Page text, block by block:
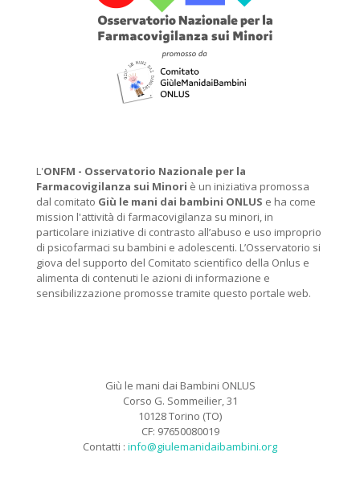
L'ONFM - Osservatorio Nazionale per la
Farmacovigilanza sui Minori è un iniziativa promossa
dal comitato Giù le mani dai bambini ONLUS e ha come
mission l'attività di farmacovigilanza su minori, in
particolare iniziative di contrasto all’abuso e uso improprio
di psicofarmaci su bambini e adolescenti. L’Osservatorio si
giova del supporto del Comitato scientifico della Onlus e
alimenta di contenuti le azioni di informazione e
sensibilizzazione promosse tramite questo portale web.
Giù le mani dai Bambini ONLUS
Corso G. Sommeilier, 31
10128 Torino (TO)
CF: 97650080019
Contatti : info@giulemanidaibambini.org